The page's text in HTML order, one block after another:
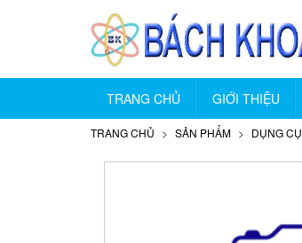
TRANG CHỦ GIỚI THIỆU
TRANG CHỦ SẢN PHẨM DỤNG CỤ